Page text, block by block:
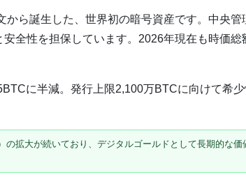
ら誕生した、世界初の暗号資産です。中央
全性を担保しています。2026年現在も時価
に半減。発行上限2,100万BTCに向けて希
拡大が続いており、デジタルゴールドとして長期的な